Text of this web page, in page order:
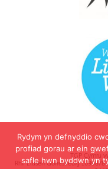
TGP Cymru
Rhif Elusen Gofrestredig
Rydym yn defnyddio
profiad gorau ar ein
safle hwn byddwn yn